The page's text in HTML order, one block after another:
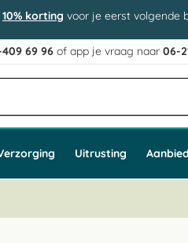
10% korting voor je eerst volgende
69 96 of app je vraag naar06-
Uitrusting